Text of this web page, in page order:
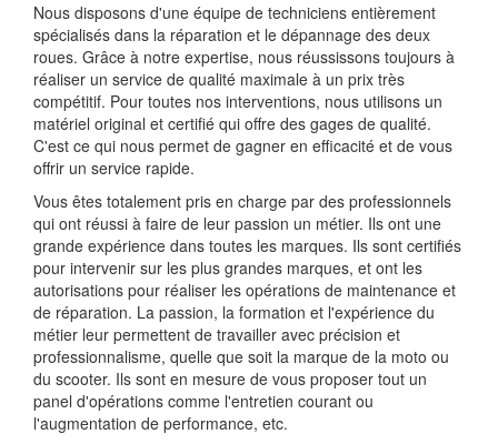
Nous disposons d'une équipe de techniciens entièrement
spécialisés dans la réparation et le dépannage des deux
roues. Grâce à notre expertise, nous réussissons toujours à
réaliser un service de qualité maximale à un prix très
compétitif. Pour toutes nos interventions, nous utilisons un
matériel original et certifié qui offre des gages de qualité.
C'est ce qui nous permet de gagner en efficacité et de vous
offrir un service rapide.
Vous êtes totalement pris en charge par des professionnels
qui ont réussi à faire de leur passion un métier. Ils ont une
grande expérience dans toutes les marques. Ils sont certifiés
pour intervenir sur les plus grandes marques, et ont les
autorisations pour réaliser les opérations de maintenance et
de réparation. La passion, la formation et l'expérience du
métier leur permettent de travailler avec précision et
professionnalisme, quelle que soit la marque de la moto ou
du scooter. Ils sont en mesure de vous proposer tout un
panel d'opérations comme l'entretien courant ou
l'augmentation de performance, etc.